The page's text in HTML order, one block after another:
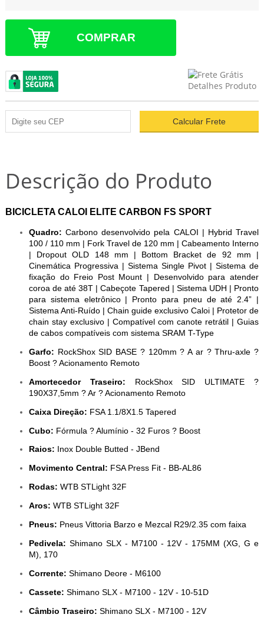
COMPRAR
Descrição do Produto
BICICLETA CALOI ELITE CARBON FS SPORT
Quadro: Carbono desenvolvido pela CALOI | Hybrid Travel
100 / 110 mm | Fork Travel de 120 mm | Cabeamento Interno
| Dropout OLD 148 mm | Bottom Bracket de 92 mm |
Cinemática Progressiva | Sistema Single Pivot | Sistema de
fixação do Freio Post Mount | Desenvolvido para atender
coroa de até 38T | Cabeçote Tapered | Sistema UDH | Pronto
para sistema eletrônico | Pronto para pneu de até 2.4” |
Sistema Anti-Ruído | Chain guide exclusivo Caloi | Protetor de
chain stay exclusivo | Compatível com canote retrátil | Guias
de cabos compatíveis com sistema SRAM T-Type
Garfo: RockShox SID BASE ? 120mm ? A ar ? Thru-axle ?
Boost ? Acionamento Remoto
Amortecedor Traseiro: RockShox SID ULTIMATE ?
190X37,5mm ? Ar ? Acionamento Remoto
Caixa Direção: FSA 1.1/8X1.5 Tapered
Cubo: Fórmula ? Alumínio - 32 Furos ? Boost
Raios: Inox Double Butted - JBend
Movimento Central: FSA Press Fit - BB-AL86
Rodas: WTB STLight 32F
Aros: WTB STLight 32F
Pneus: Pneus Vittoria Barzo e Mezcal R29/2.35 com faixa
Pedivela: Shimano SLX - M7100 - 12V - 175MM (XG, G e
M), 170
Corrente: Shimano Deore - M6100
Cassete: Shimano SLX - M7100 - 12V - 10-51D
Câmbio Traseiro: Shimano SLX - M7100 - 12V